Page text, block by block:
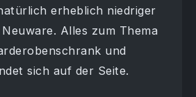
erheblich niedriger
Alles zum Thema
und
sich auf der Seite.